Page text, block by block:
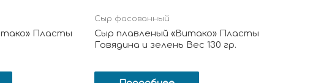
Пласты
Сыр фасованный
Сыр плавленый «Витако» Пласты
Говядина и зелень Вес 130 гр.